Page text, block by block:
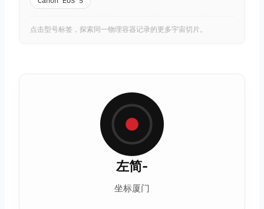
点击型号标签，探索同一物理容器记录的更多宇宙切片。
左简-
坐标厦门